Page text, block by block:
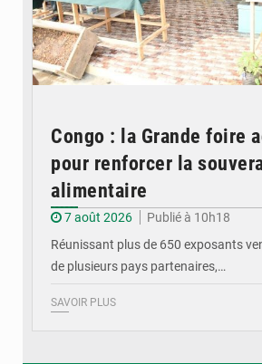
Congo : la Grande foire
pour renforcer la
alimentaire
7 août 2026
Publié à 10h18
Réunissant plus de 650 exposants
de plusieurs pays partenaires,…
SAVOIR PLUS